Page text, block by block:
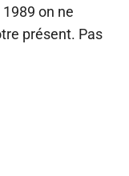
on ne
présent. Pas